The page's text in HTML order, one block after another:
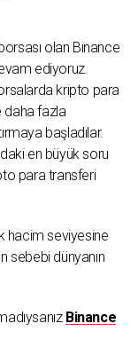
olan Binance
ediyoruz.
kripto para
daha fazla
başladılar.
en büyük soru
para transferi
hacim seviyesine
sebebi dünyanın
Binance